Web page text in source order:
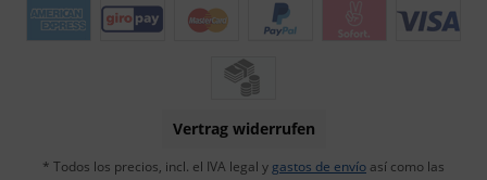
Vertrag widerrufen
* Todos los precios, incl. el IVA legal y gastos de envío así como las